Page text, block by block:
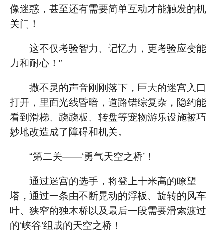
像迷惑，甚至还有需要简单互动才能触发的机
关门！
这不仅考验智力、记忆力，更考验应变能
力和耐心！”
撒不灵的声音刚刚落下，巨大的迷宫入口
打开，里面光线昏暗，道路错综复杂，隐约能
看到滑梯、跷跷板、转盘等宠物游乐设施被巧
妙地改造成了障碍和机关。
“第二关——‘勇气天空之桥’！
通过迷宫的选手，将登上十米高的瞭望
塔，通过一条由不断晃动的浮板、旋转的风车
叶、狭窄的独木桥以及最后一段需要滑索渡过
的‘峡谷’组成的天空之桥！